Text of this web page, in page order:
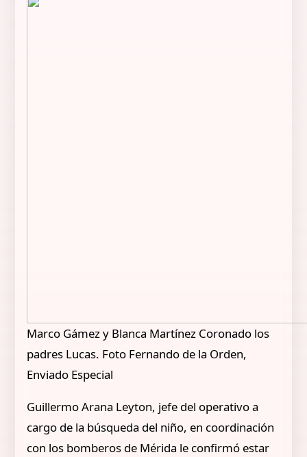
Marco Gámez y Blanca Martínez Coronado los
padres Lucas. Foto Fernando de la Orden,
Enviado Especial
Guillermo Arana Leyton, jefe del operativo a
cargo de la búsqueda del niño, en coordinación
con los bomberos de Mérida le confirmó estar